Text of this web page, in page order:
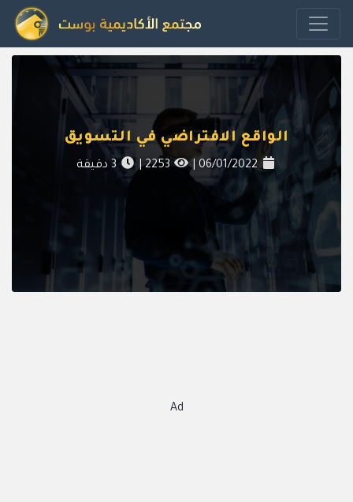
الواقع الافتراضي في التسويق
06/01/2022
|
2253
|
3 دقيقة
Ad